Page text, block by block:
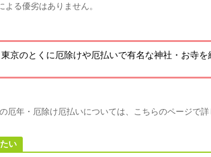
る優劣はありません。
東京のとくに厄除けや厄払いで有名な神社・お寺を
厄年・厄除け厄払いについては、こちらのページで詳
い